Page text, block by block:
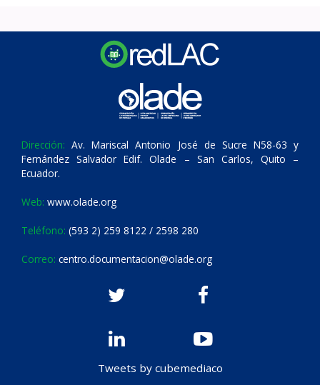
Dirección: Av. Mariscal Antonio José de Sucre N58-63 y
Fernández Salvador Edif. Olade – San Carlos, Quito –
Ecuador.
Web: www.olade.org
Teléfono: (593 2) 259 8122 / 2598 280
Correo: centro.documentacion@olade.org
Tweets by cubemediaco